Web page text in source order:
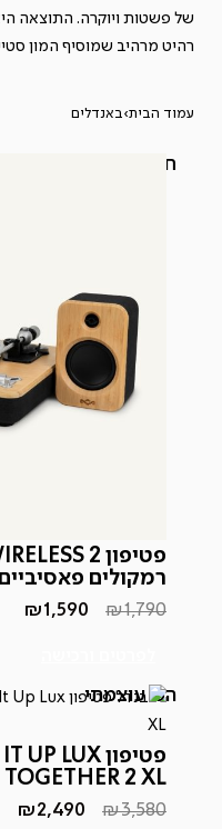
של פשטות ויוקרה. התוצאה
רהיט מרהיב שמוסיף המון
עמוד הבית›באנדלים
חדש באתר
רמקולים פאסיביים
₪1,790
המחיר
₪1,590
המחיר
הכי עוצמתי
TOGETHER 2 XL
₪3,580
המחיר
₪2,490
המחיר